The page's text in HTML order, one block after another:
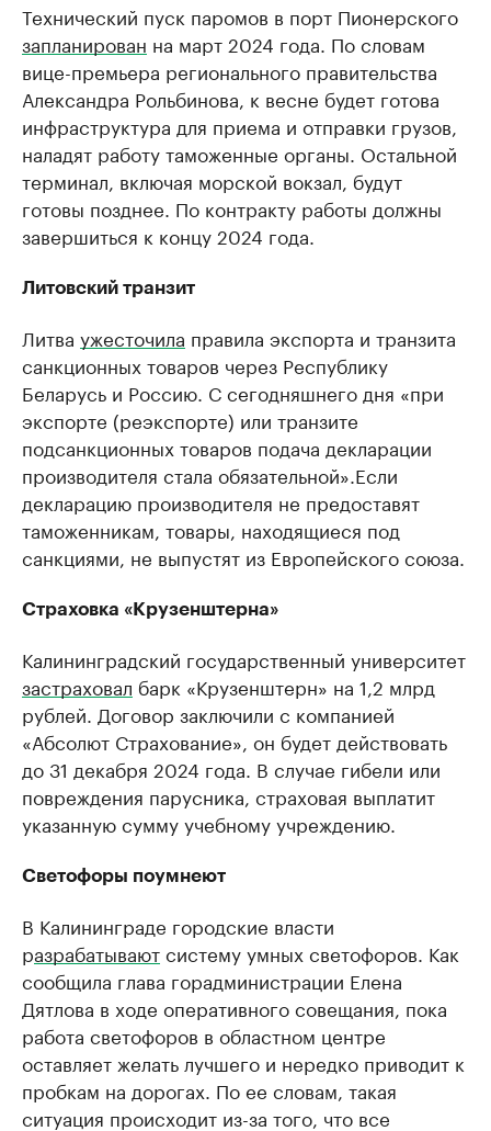
Технический пуск паромов в порт Пионерского
запланирован на март 2024 года. По словам
вице-премьера регионального правительства
Александра Рольбинова, к весне будет готова
инфраструктура для приема и отправки грузов,
наладят работу таможенные органы. Остальной
терминал, включая морской вокзал, будут
готовы позднее. По контракту работы должны
завершиться к концу 2024 года.
Литовский транзит
Литва ужесточила правила экспорта и транзита
санкционных товаров через Республику
Беларусь и Россию. С сегодняшнего дня «при
экспорте (реэкспорте) или транзите
подсанкционных товаров подача декларации
производителя стала обязательной».Если
декларацию производителя не предоставят
таможенникам, товары, находящиеся под
санкциями, не выпустят из Европейского союза.
Страховка «Крузенштерна»
Калининградский государственный университет
застраховал барк «Крузенштерн» на 1,2 млрд
рублей. Договор заключили с компанией
«Абсолют Страхование», он будет действовать
до 31 декабря 2024 года. В случае гибели или
повреждения парусника, страховая выплатит
указанную сумму учебному учреждению.
Светофоры поумнеют
В Калининграде городские власти
разрабатываютсистему умных светофоров. Как
сообщила глава горадминистрации Елена
Дятлова в ходе оперативного совещания, пока
работа светофоров в областном центре
оставляет желать лучшего и нередко приводит к
пробкам на дорогах. По ее словам, такая
ситуация происходит из-за того, что все